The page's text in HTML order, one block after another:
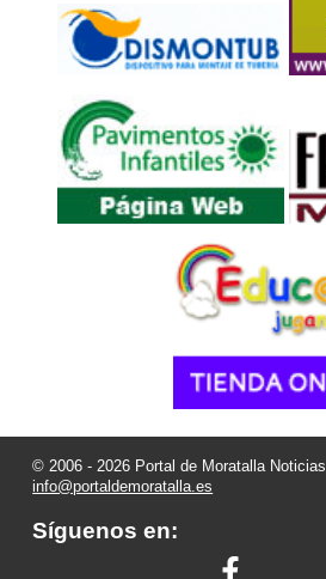
© 2006 - 2026 Portal de Moratalla Noticias
info@portaldemoratalla.es
Síguenos en: